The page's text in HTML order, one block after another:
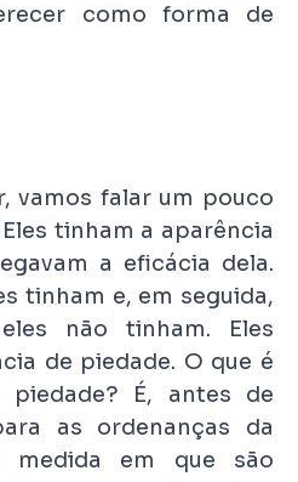
como forma de
vamos falar um pouco
tinham a aparência
a eficácia dela.
tinham e, em seguida,
não tinham. Eles
de piedade. O que é
piedade? É, antes de
as ordenanças da
medida em que são